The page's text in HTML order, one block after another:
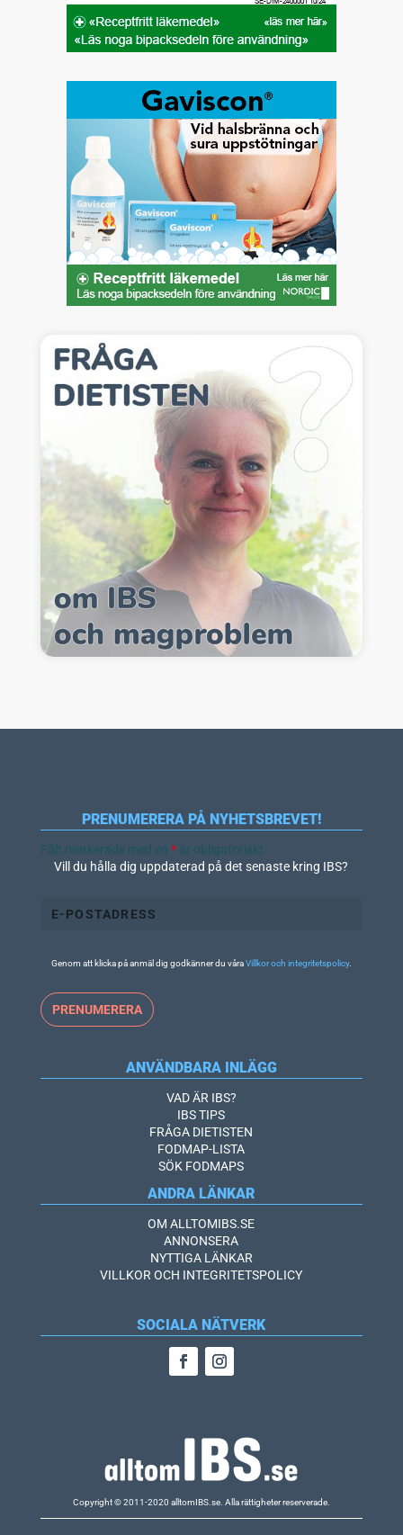
PRENUMERERA PÅ NYHETSBREVET!
Fält markerade med en *är obligatoriskt
Vill du hålla dig uppdaterad på det senaste kring IBS?
Genom att klicka på anmäl dig godkänner du våraVillkor och integritetspolicy.
ANVÄNDBARA INLÄGG
VAD ÄR IBS?
IBS TIPS
FRÅGA DIETISTEN
FODMAP-LISTA
SÖK FODMAPS
ANDRA LÄNKAR
OM ALLTOMIBS.SE
ANNONSERA
NYTTIGA LÄNKAR
VILLKOR OCH INTEGRITETSPOLICY
SOCIALA NÄTVERK
Copyright © 2011-2020 alltomIBS.se. Alla rättigheter reserverade.